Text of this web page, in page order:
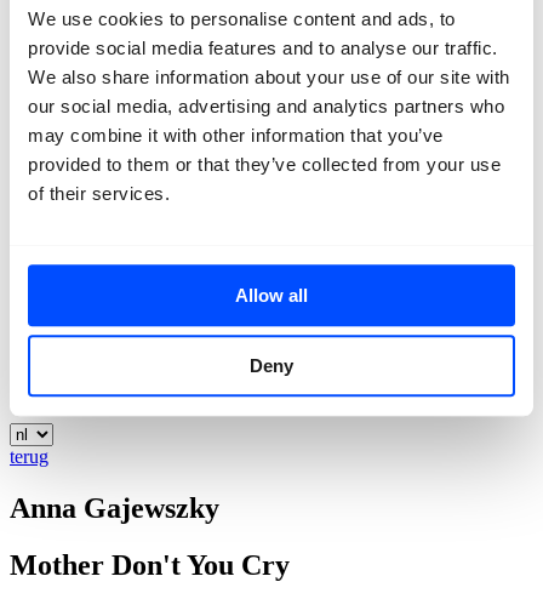
We use cookies to personalise content and ads, to
provide social media features and to analyse our traffic.
We also share information about your use of our site with
our social media, advertising and analytics partners who
may combine it with other information that you’ve
provided to them or that they’ve collected from your use
of their services.
Allow all
Deny
Contact
terug
Anna Gajewszky
Mother Don't You Cry